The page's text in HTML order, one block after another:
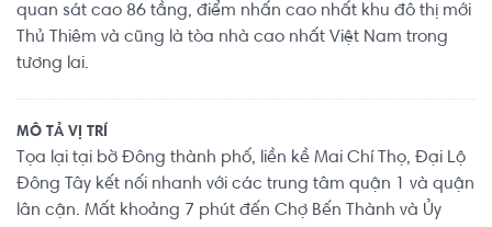
quan sát cao 86 tầng, điểm nhấn cao nhất khu đô thị mới
Thủ Thiêm và cũng là tòa nhà cao nhất Việt Nam trong
tương lai.
MÔ TẢ VỊ TRÍ
Tọa lại tại bờ Đông thành phố, liền kề Mai Chí Thọ, Đại Lộ
Đông Tây kết nối nhanh với các trung tâm quận 1 và quận
lân cận. Mất khoảng 7 phút đến Chợ Bến Thành và Ủy